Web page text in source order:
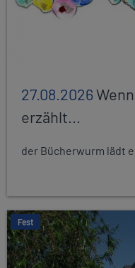
27.08.2026
erzählt...
der Bücherwurm lädt
Fest